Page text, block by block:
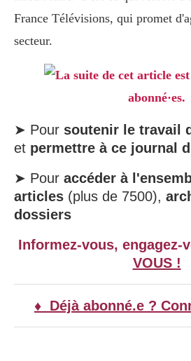
France Télévisions, qui promet
secteur.
La suite de cet article
abonné·es.
➤ Pour soutenir le travail
et permettre à ce journal
➤ Pour accéder à
articles (plus de 7500),
dossiers
Informez-vous, engagez-
VOUS !
♦ Déjà abonné.e ?